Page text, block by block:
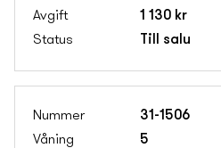
1 130 kr
Till salu
31-1506
5